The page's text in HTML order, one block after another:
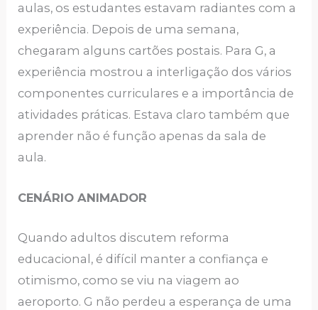
aulas, os estudantes estavam radiantes com a
experiência. Depois de uma semana,
chegaram alguns cartões postais. Para G, a
experiência mostrou a interligação dos vários
componentes curriculares e a importância de
atividades práticas. Estava claro também que
aprender não é função apenas da sala de
aula.
CENÁRIO ANIMADOR
Quando adultos discutem reforma
educacional, é difícil manter a confiança e
otimismo, como se viu na viagem ao
aeroporto. G não perdeu a esperança de uma